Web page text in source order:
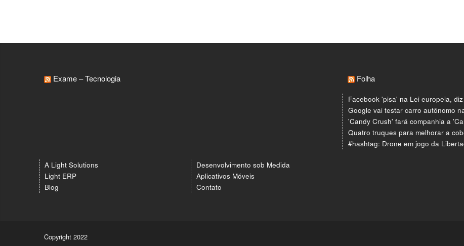
Exame – Tecnologia Folha
Facebook 'pisa' na Lei europeia,
Google vai testar carro autônomo
'Candy Crush' fará companhia a
Quatro truques para melhorar a
#hashtag: Drone em jogo da
A Light Solutions
Light ERP
Blog
Desenvolvimento sob Medida
Aplicativos Móveis
Contato
Copyright 2022